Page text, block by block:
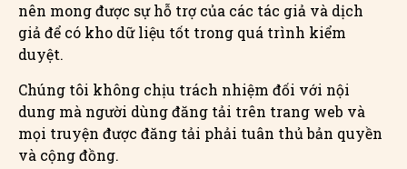
nên mong được sự hỗ trợ của các tác giả và dịch
giả để có kho dữ liệu tốt trong quá trình kiểm
duyệt.
Chúng tôi không chịu trách nhiệm đối với nội
dung mà người dùng đăng tải trên trang web và
mọi truyện được đăng tải phải tuân thủ bản quyền
và cộng đồng.